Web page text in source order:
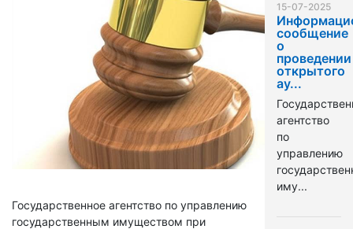
Государственное агентство по управлению
государственным имуществом при
15-07-2025
сообщение
о
проведении
открытого
ау...
агентство
по
управлению
иму...